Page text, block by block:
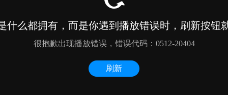
什么都拥有，而是你遇到播放错误时，刷新按钮
很抱歉出现播放错误，错误代码：0512-20404
刷新